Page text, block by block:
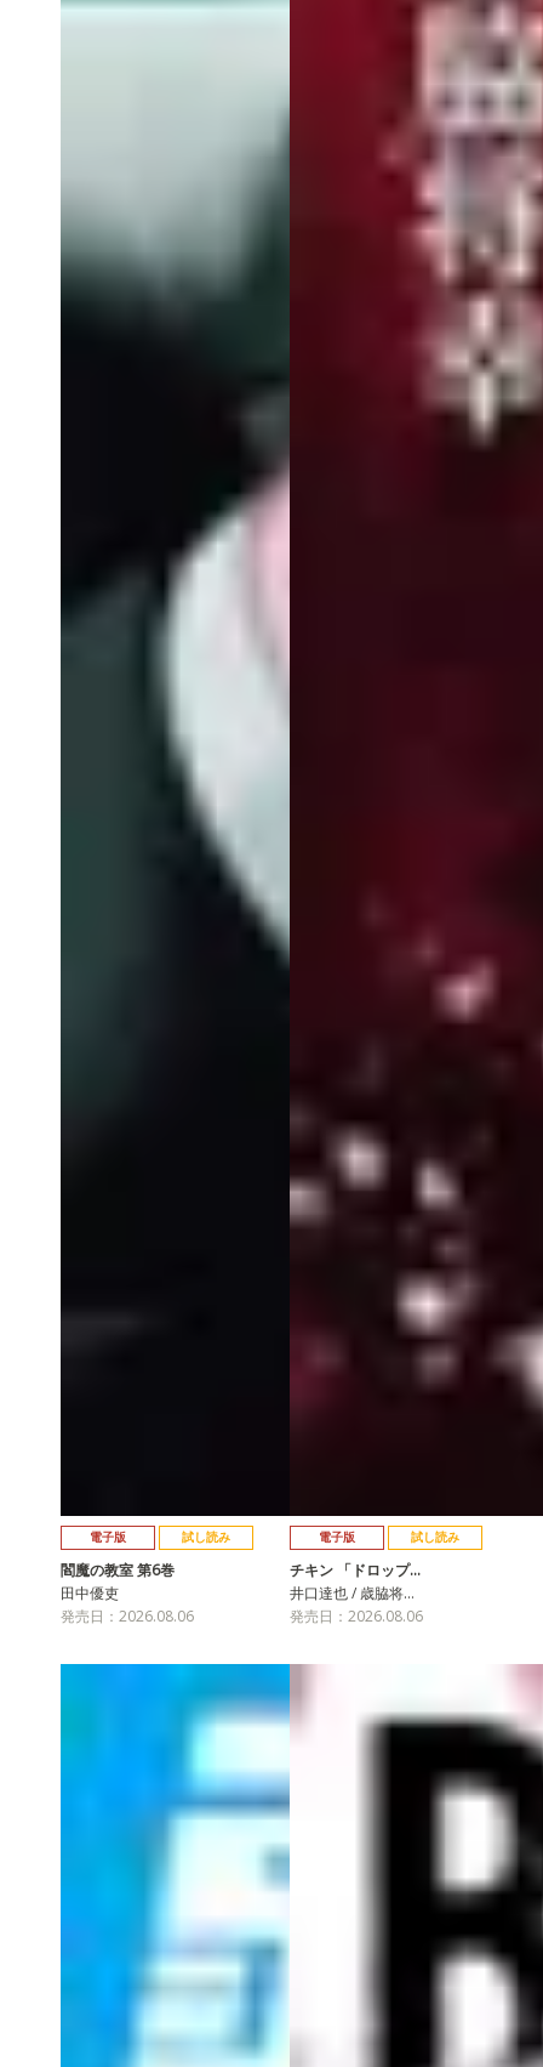
電子版 試し読み
閻魔の教室 第6巻
田中優吏
発売日：2026.08.06
電子版 試し読み
チキン 「ドロップ…
井口達也 / 歳脇将…
発売日：2026.08.06